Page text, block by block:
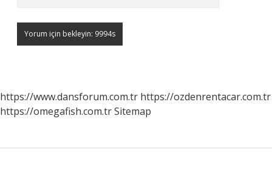
https://www.dansforum.com.tr https://ozdenrentacar.com.tr
https://omegafish.com.trSitemap